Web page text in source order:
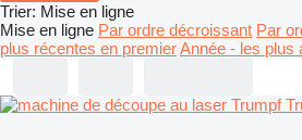
Trier: Mise en ligne
Mise en ligne Par ordre décroissant Par
plus récentes en premierAnnée - les plus